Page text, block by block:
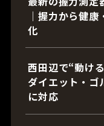
｜握力から健
化
西田辺で“動け
ダイエット・ゴ
に対応